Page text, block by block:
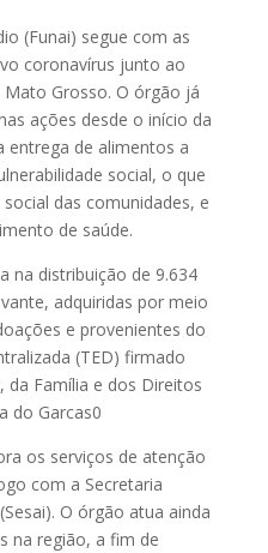
(Funai) segue com as
coronavírus junto ao
Grosso. O órgão já
ações desde o início da
entrega de alimentos a
social, o que
das comunidades, e
de saúde.
na distribuição de 9.634
adquiridas por meio
e provenientes do
(TED) firmado
Família e dos Direitos
os serviços de atenção
com a Secretaria
O órgão atua ainda
na região, a fim de